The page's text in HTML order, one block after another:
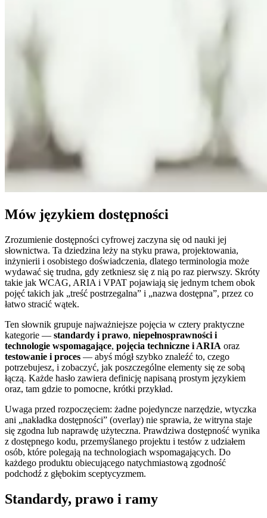
Mów językiem dostępności
Zrozumienie dostępności cyfrowej zaczyna się od nauki jej
słownictwa. Ta dziedzina leży na styku prawa, projektowania,
inżynierii i osobistego doświadczenia, dlatego terminologia może
wydawać się trudna, gdy zetkniesz się z nią po raz pierwszy. Skróty
takie jak WCAG, ARIA i VPAT pojawiają się jednym tchem obok
pojęć takich jak „treść postrzegalna” i „nazwa dostępna”, przez co
łatwo stracić wątek.
Ten słownik grupuje najważniejsze pojęcia w cztery praktyczne
kategorie — standardy i prawo, niepełnosprawności i
technologie wspomagające, pojęcia techniczne i ARIA oraz
testowanie i proces — abyś mógł szybko znaleźć to, czego
potrzebujesz, i zobaczyć, jak poszczególne elementy się ze sobą
łączą. Każde hasło zawiera definicję napisaną prostym językiem
oraz, tam gdzie to pomocne, krótki przykład.
Uwaga przed rozpoczęciem: żadne pojedyncze narzędzie, wtyczka
ani „nakładka dostępności” (overlay) nie sprawia, że witryna staje
się zgodna lub naprawdę użyteczna. Prawdziwa dostępność wynika
z dostępnego kodu, przemyślanego projektu i testów z udziałem
osób, które polegają na technologiach wspomagających. Do
każdego produktu obiecującego natychmiastową zgodność
podchodź z głębokim sceptycyzmem.
Standardy, prawo i ramy